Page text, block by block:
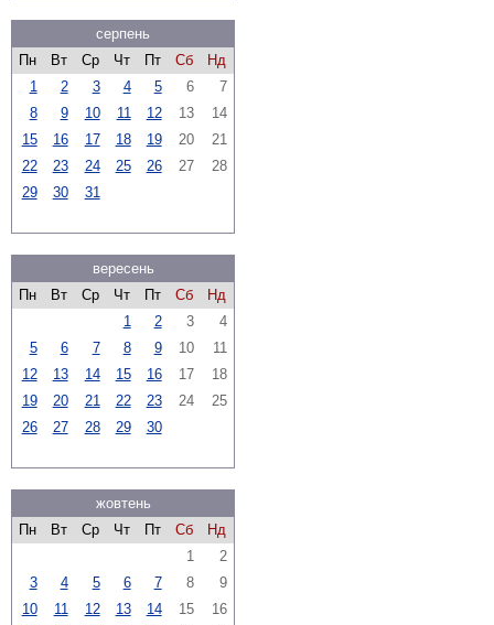
серпень
Пн
Вт Ср Чт Пт Сб
Нд
1
2 3 4 5 6
7
8
9 10 11 12 13
14
15
16 17 18 19 20
21
22
23 24 25 26 27
28
29
30 31
вересень
Пн
Вт Ср Чт Пт Сб
Нд
1
2 3
4
5
6 7 8 9 10
11
12
13 14 15 16 17
18
19
20 21 22 23 24
25
26
27 28 29 30
жовтень
Пн
Вт Ср Чт Пт Сб
Нд
1
2
3
4 5 6 7 8
9
10
11 12 13 14 15
16